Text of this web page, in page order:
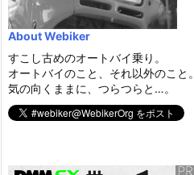
About Webiker
すこし古めのオートバイ乗り。
オートバイのこと、それ以外のこと。
気の向くままに、つらつらと…。